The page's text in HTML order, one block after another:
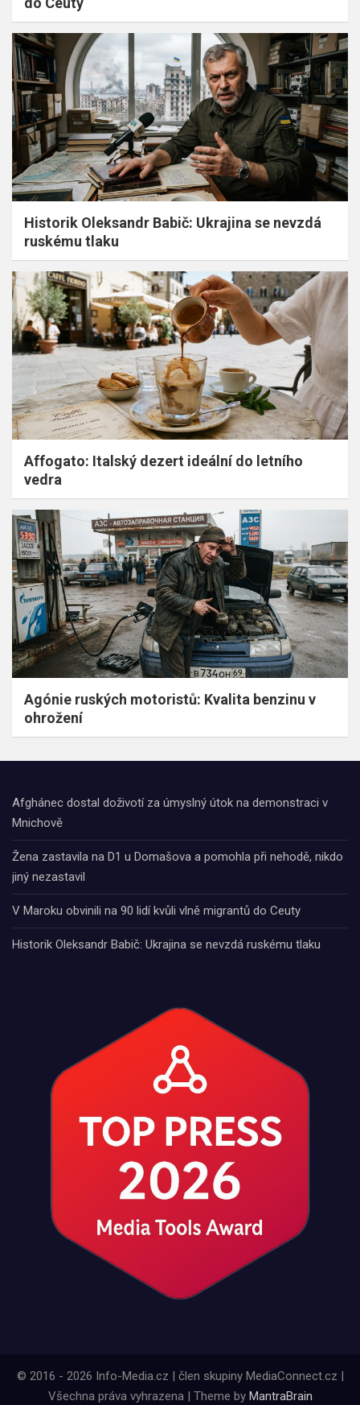
Historik Oleksandr Babič: Ukrajina se nevzdá
ruskému tlaku
Affogato: Italský dezert ideální do letního
vedra
Agónie ruských motoristů: Kvalita benzinu v
ohrožení
Afghánec dostal doživotí za úmyslný útok na demonstraci v
Mnichově
Žena zastavila na D1 u Domašova a pomohla při nehodě, nikdo
jiný nezastavil
V Maroku obvinili na 90 lidí kvůli vlně migrantů do Ceuty
Historik Oleksandr Babič: Ukrajina se nevzdá ruskému tlaku
© 2016 - 2026 Info-Media.cz | člen skupiny MediaConnect.cz |
Všechna práva vyhrazena | Theme by MantraBrain